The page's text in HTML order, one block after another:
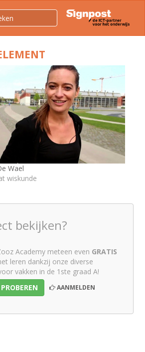
Wael
wiskunde
bekijken?
Academy meteen even GRATIS
leren dankzij onze diverse
vakken in de 1ste graad A!
AANMELDEN